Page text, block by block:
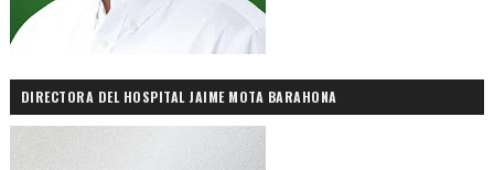
DIRECTORA DEL HOSPITAL JAIME MOTA BARAHONA